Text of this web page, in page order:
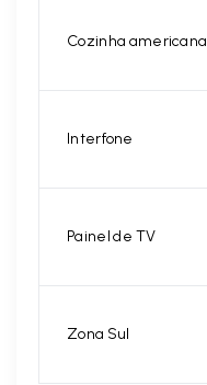
Cozinha americana
Interfone
Painel de TV
Zona Sul